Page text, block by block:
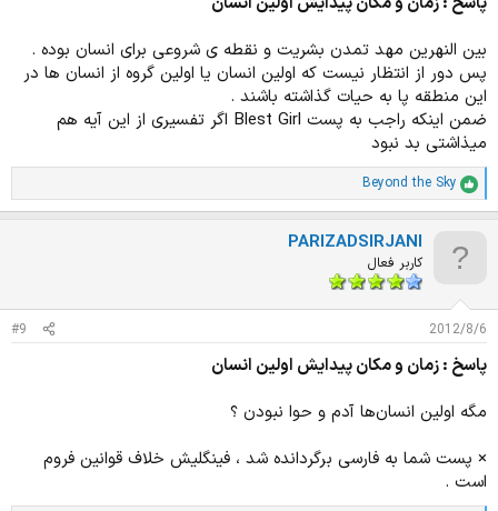
بین النهرین مهد تمدن بشریت و نقطه ی شروعی برای انسان بوده .
پس دور از انتظار نیست که اولین انسان یا اولین گروه از انسان ها در
این منطقه پا به حیات گذاشته باشند .
ضمن اینکه راجب به پست Blest Girl اگر تفسیری از این آیه هم
میذاشتی بد نبود
ا
م
ت
:
Beyond the Sky
PARIZADSIRJANI
کاربر فعال
2012/8/6
#9
پاسخ : زمان و مکان پیدایش اولین انسان
مگه اولین انسان‌ها آدم و حوا نبودن ؟
× پست شما به فارسی برگردانده شد ، فینگلیش خلاف قوانین فروم
است .